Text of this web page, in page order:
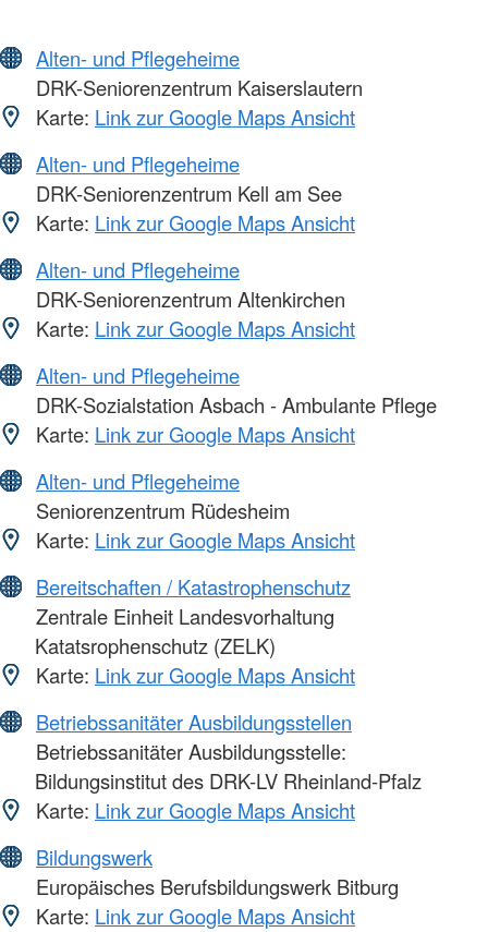
Alten- und Pflegeheime
DRK-Seniorenzentrum Kaiserslautern
Karte: Link zur Google Maps Ansicht
Alten- und Pflegeheime
DRK-Seniorenzentrum Kell am See
Karte: Link zur Google Maps Ansicht
Alten- und Pflegeheime
DRK-Seniorenzentrum Altenkirchen
Karte: Link zur Google Maps Ansicht
Alten- und Pflegeheime
DRK-Sozialstation Asbach - Ambulante Pflege
Karte: Link zur Google Maps Ansicht
Alten- und Pflegeheime
Seniorenzentrum Rüdesheim
Karte: Link zur Google Maps Ansicht
Bereitschaften / Katastrophenschutz
Zentrale Einheit Landesvorhaltung
Katatsrophenschutz (ZELK)
Karte: Link zur Google Maps Ansicht
Betriebssanitäter Ausbildungsstellen
Betriebssanitäter Ausbildungsstelle:
Bildungsinstitut des DRK-LV Rheinland-Pfalz
Karte: Link zur Google Maps Ansicht
Bildungswerk
Europäisches Berufsbildungswerk Bitburg
Karte: Link zur Google Maps Ansicht